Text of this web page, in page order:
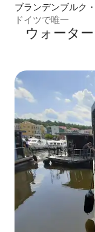
ブランデンブルク
ト
ドイツで唯一
ウォータ